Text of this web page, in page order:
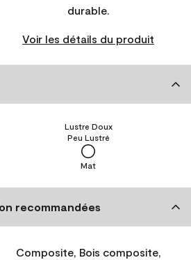
durable.
Voir les détails du produit
Mat
Peu Lustré
Lustre Doux
recommandées
Composite, Bois composite,